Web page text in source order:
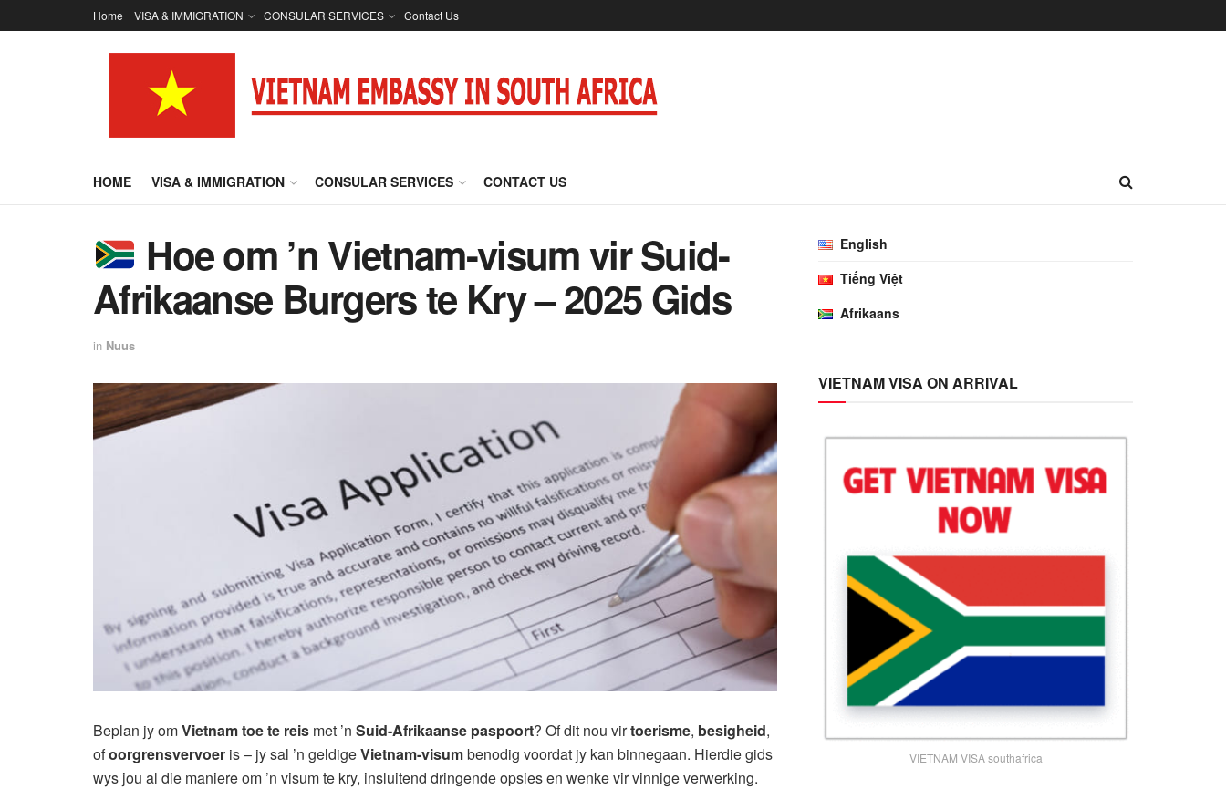
Home VISA & IMMIGRATION CONSULAR SERVICES Contact Us
HOME VISA & IMMIGRATION CONSULAR SERVICES CONTACT US
Hoe om ’n Vietnam-visum vir Suid-
Afrikaanse Burgers te Kry – 2025 Gids
in Nuus
Beplan jy omVietnam toe te reis met ’n Suid-Afrikaanse paspoort? Of dit nou virtoerisme, besigheid,
ofoorgrensvervoer is – jy sal ’n geldigeVietnam-visumbenodig voordat jy kan binnegaan. Hierdie gids
wys jou al die maniere om ’n visum te kry, insluitend dringende opsies en wenke vir vinnige verwerking.
English
Tiếng Việt
Afrikaans
VIETNAM VISA ON ARRIVAL
VIETNAM VISA southafrica